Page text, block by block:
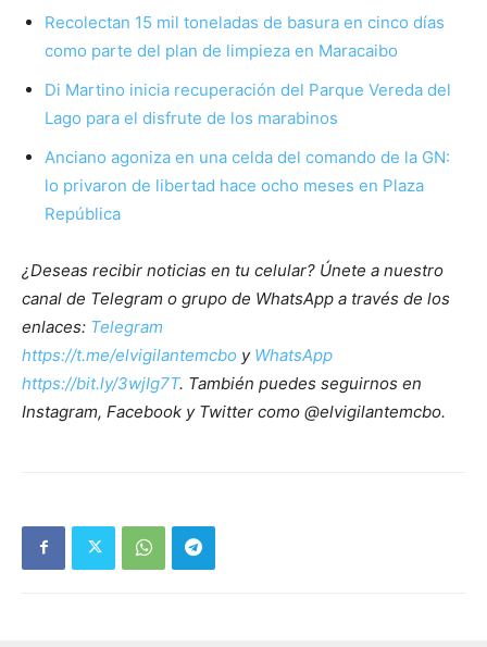
Recolectan 15 mil toneladas de basura en cinco días
como parte del plan de limpieza en Maracaibo
Di Martino inicia recuperación del Parque Vereda del
Lago para el disfrute de los marabinos
Anciano agoniza en una celda del comando de la GN:
lo privaron de libertad hace ocho meses en Plaza
República
¿Deseas recibir noticias en tu celular? Únete a nuestro
canal de Telegram o grupo de WhatsApp a través de los
enlaces: Telegram
https://t.me/elvigilantemcbo y WhatsApp
https://bit.ly/3wjIg7T. También puedes seguirnos en
Instagram, Facebook y Twitter como @elvigilantemcbo.